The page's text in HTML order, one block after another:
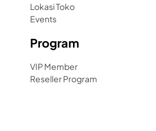
Lokasi Toko
Events
Program
VIP Member
Reseller Program